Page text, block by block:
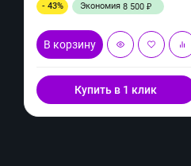
- 43% Экономия 8 500 ₽
В корзину
Купить в 1 клик